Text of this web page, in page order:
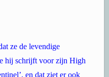
ze de levendige
hij schrijft voor zijn High
en dat ziet er ook